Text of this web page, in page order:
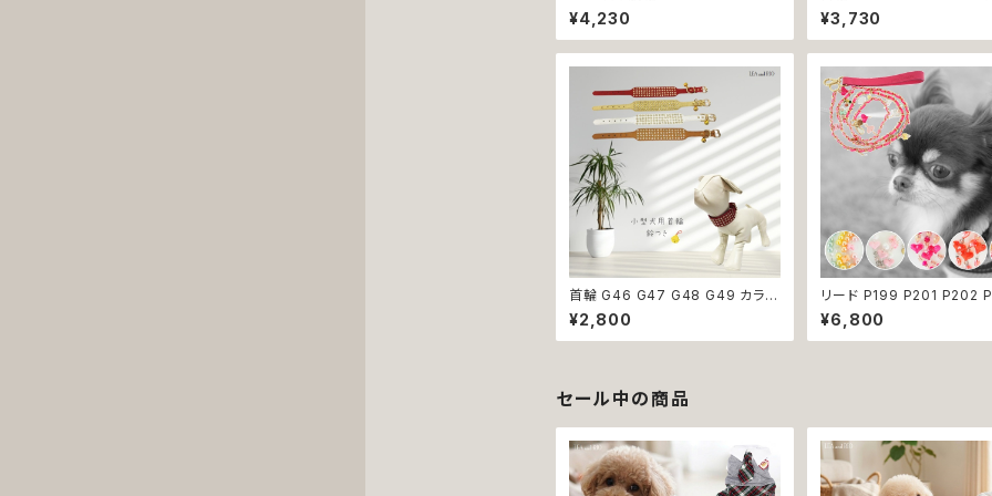
8 P699 洋服のようなハーネス う
さぎ ラビット rabbit 暖か 秋冬 お
揃い 引っ張り防止 散歩 お出掛け
猫服 かわいい おしゃれ 小型犬 返
品交換不可
¥4,230
ルー ブラウン ブラック 骨
スタッズ ゴールド ストーン
dog 中型犬 散歩 犬 ペット 返品
¥3,730
首輪 G46 G47 G48 G49 カラー
アクセサリー 鈴付き ストーン 小型
犬 犬 猫 犬服 猫服 犬の服 猫の服
ペット 返品交換不可
¥2,800
リード P199 P201 P202
P204 ペット 犬 ドッグリー
ード ビーズ チェーン ハー
ん クリア パステル パール
¥6,800
セール中の商品